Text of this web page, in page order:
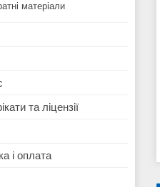
матеріали
та ліцензії
і оплата